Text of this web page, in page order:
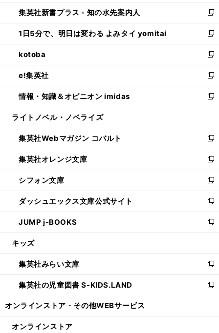
開
く
ン
ド
ウ
で
開
く
ウ
ィ
ン
ド
ウ
で
開
く
し
い
ウ
ィ
ン
ド
ウ
で
開
く
集英社新書プラス - 知の水先案内人
新
し
い
ウ
ィ
ン
ド
ウ
で
開
1日5分で、明日は変わる よみタイ yomitai
新
し
い
ウ
ィ
ン
ド
ウ
開
く
kotoba
新
し
い
ウ
ィ
ン
ウ
で
開
く
e!集英社
新
し
い
ウ
ン
ド
ウ
で
開
く
情報・知識＆オピニオン imidas
新
し
ウ
ィ
ン
ド
ウ
で
開
く
ライトノベル・ノベライズ
集英社Webマガジン コバルト
新
し
い
ウ
ィ
ン
ド
ウ
で
開
集英社オレンジ文庫
新
し
い
ウ
ィ
ン
ド
ウ
開
く
シフォン文庫
新
し
い
ウ
ィ
ン
ウ
で
開
く
ダッシュエックス文庫公式サイト
新
し
い
ウ
ン
ド
ウ
で
JUMP j-BOOKS
新
し
ウ
ィ
ン
ド
開
キッズ
集英社みらい文庫
新
し
い
ン
集英社の児童図書 S-KIDS.LAND
新
ウ
オンラインストア・ その他WEBサービス
オンラインストア